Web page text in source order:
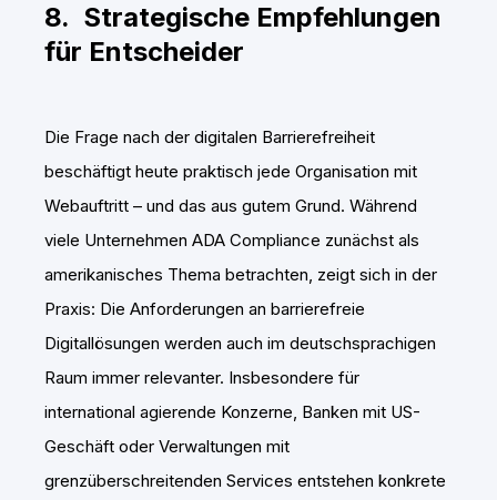
8. Strategische Empfehlungen
für Entscheider
Die Frage nach der digitalen Barrierefreiheit
beschäftigt heute praktisch jede Organisation mit
Webauftritt – und das aus gutem Grund. Während
viele Unternehmen ADA Compliance zunächst als
amerikanisches Thema betrachten, zeigt sich in der
Praxis: Die Anforderungen an barrierefreie
Digitallösungen werden auch im deutschsprachigen
Raum immer relevanter. Insbesondere für
international agierende Konzerne, Banken mit US-
Geschäft oder Verwaltungen mit
grenzüberschreitenden Services entstehen konkrete